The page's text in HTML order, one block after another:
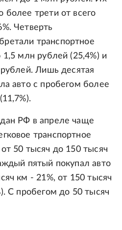
более трети от всего
Четверть
транспортное
млн рублей (25,4%) и
Лишь десятая
авто с пробегом более
РФ в апреле чаще
транспортное
50 тысяч до 150 тысяч
пятый покупал авто
км - 21%, от 150 тысяч
С пробегом до 50 тысяч